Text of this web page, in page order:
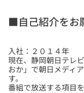
■自己紹介をお
入社：２０１４年
現在、静岡朝日テレ
おか」で朝日メディ
す。
番組で放送する項目